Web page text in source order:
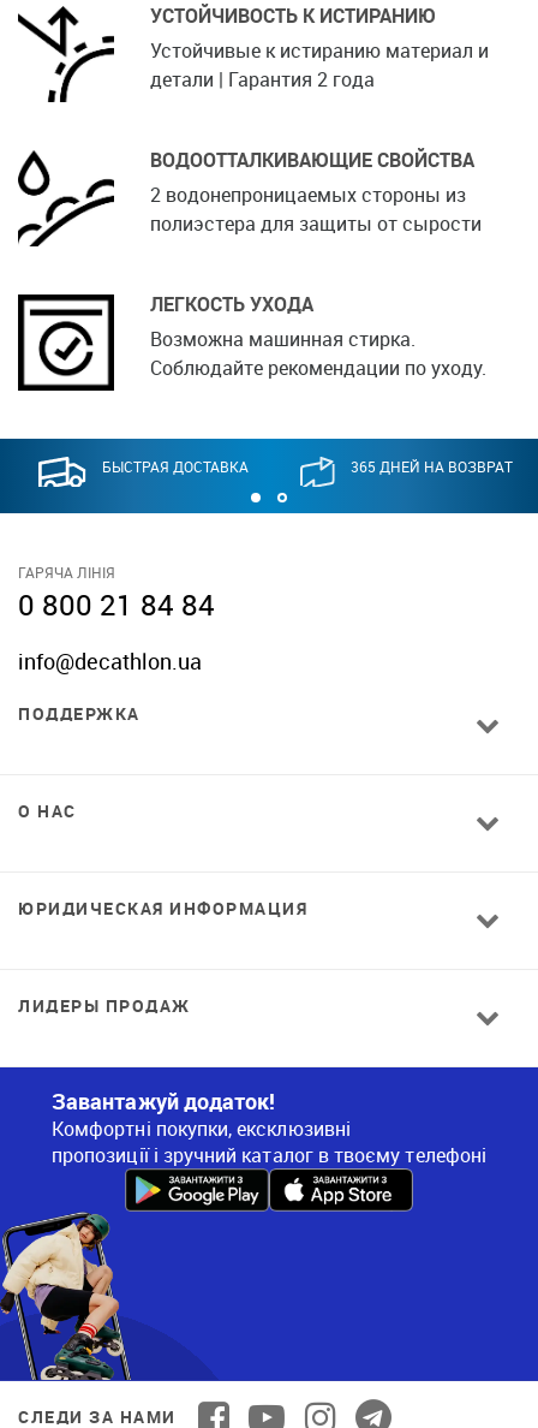
УСТОЙЧИВОСТЬ К ИСТИРАНИЮ
Устойчивые к истиранию материал и
детали | Гарантия 2 года
ВОДООТТАЛКИВАЮЩИЕ СВОЙСТВА
2 водонепроницаемых стороны из
полиэстера для защиты от сырости
ЛЕГКОСТЬ УХОДА
Возможна машинная стирка.
Соблюдайте рекомендации по уходу.
БЫСТРАЯ ДОСТАВКА 365 ДНЕЙ НА ВОЗВРАТ
ГАРЯЧА ЛІНІЯ
0 800 21 84 84
info@decathlon.ua
ПОДДЕРЖКА
О НАС
ЮРИДИЧЕСКАЯ ИНФОРМАЦИЯ
ЛИДЕРЫ ПРОДАЖ
Завантажуй додаток!
Комфортні покупки, ексклюзивні
пропозиції і зручний каталог в твоєму телефоні
СЛЕДИ ЗА НАМИ